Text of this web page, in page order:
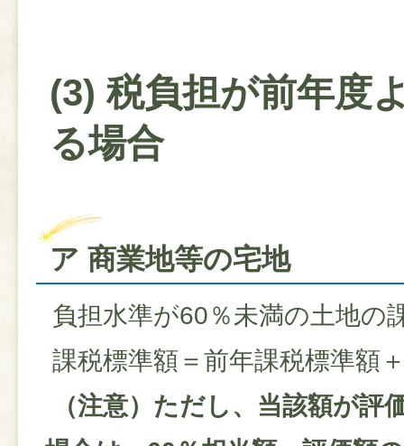
(3) 税負担が前年度
る場合
ア 商業地等の宅地
負担水準が60％未満の土地の
課税標準額＝前年課税標準額
（注意）ただし、当該額が評